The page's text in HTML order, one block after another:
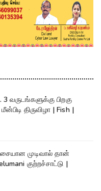
வருடங்களுக்கு பிறகு
திருவிழா | Fish |
முடிவால் தான்
|